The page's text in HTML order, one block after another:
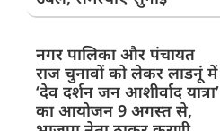
नगर पालिका और पंचायत
राज चुनावों को लेकर लाडनूं में
‘देव दर्शन जन आशीर्वाद यात्रा’
का आयोजन 9 अगस्त से,